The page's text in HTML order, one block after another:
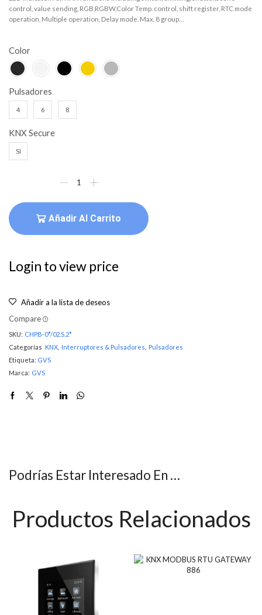
control, value sending, RGB,RGBW,Color Temp. control, shift register, RTC mode
operation, Multiple operation, Delay mode. Max. 8 group…
Color
Pulsadores
4 6 8
KNX Secure
SI
Añadir Al Carrito
Login to view price
Añadir a la lista de deseos
Compare
SKU: CHPB-0*/02.S.2*
Categorías KNX Interruptores & Pulsadores
Pulsadores
Etiqueta: GVS
Marca: GVS
Podrías Estar Interesado En …
Productos Relacionados